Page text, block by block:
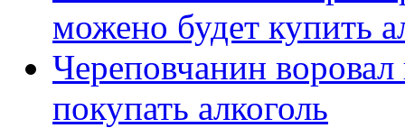
можено будет купить
Череповчанин
покупать алкоголь